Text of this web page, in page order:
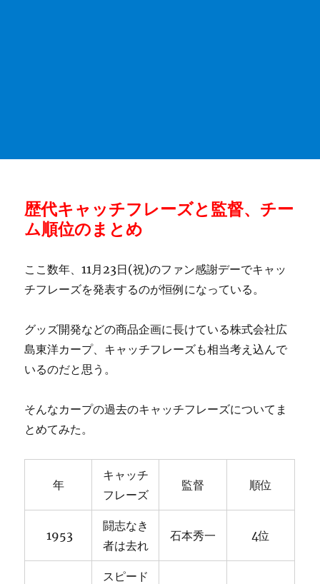
歴代キャッチフレーズと監督、チー
ム順位のまとめ
ここ数年、11月23日(祝)のファン感謝デーでキャッ
チフレーズを発表するのが恒例になっている。
グッズ開発などの商品企画に長けている株式会社広
島東洋カープ、キャッチフレーズも相当考え込んで
いるのだと思う。
そんなカープの過去のキャッチフレーズについてま
とめてみた。
年
キャッチ
フレーズ
監督 順位
1953
闘志なき
者は去れ
石本秀一 4位
スピード